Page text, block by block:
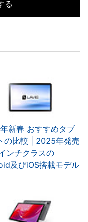
る
新春 おすすめタブ
の比較 | 2025年発売
ンチクラスの
及びiOS搭載モデル